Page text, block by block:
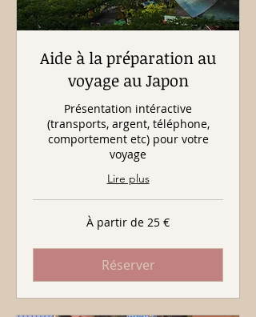
Aide à la préparation au
voyage au Japon
Présentation intéractive
(transports, argent, téléphone,
comportement etc) pour votre
voyage
Lire plus
À partir de 25 €
Réserver